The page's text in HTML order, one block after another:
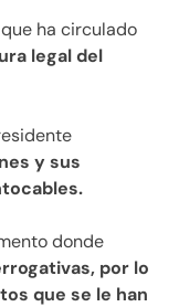
ha circulado
legal del
y sus
donde
por lo
que se le han